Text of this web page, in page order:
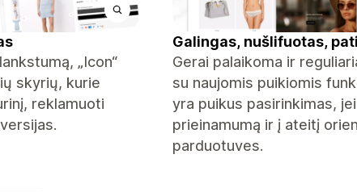
„Icon“
skyrių, kurie
reklamuoti
Galingas, nušlifuotas,
Gerai palaikoma ir
su naujomis puikiomis
yra puikus pasirinkimas,
prieinamumą ir į ateitį
parduotuves.